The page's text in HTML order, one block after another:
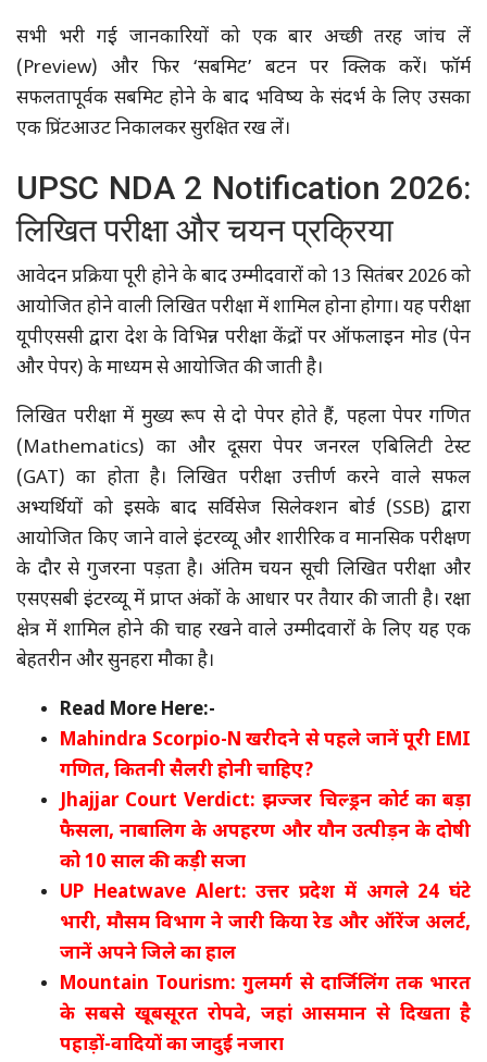
सभी भरी गई जानकारियों को एक बार अच्छी तरह जांच लें
(Preview) और फिर ‘सबमिट’ बटन पर क्लिक करें। फॉर्म
सफलतापूर्वक सबमिट होने के बाद भविष्य के संदर्भ के लिए उसका
एक प्रिंटआउट निकालकर सुरक्षित रख लें।
UPSC NDA 2 Notification 2026:
लिखित परीक्षा और चयन प्रक्रिया
आवेदन प्रक्रिया पूरी होने के बाद उम्मीदवारों को 13 सितंबर 2026 को
आयोजित होने वाली लिखित परीक्षा में शामिल होना होगा। यह परीक्षा
यूपीएससी द्वारा देश के विभिन्न परीक्षा केंद्रों पर ऑफलाइन मोड (पेन
और पेपर) के माध्यम से आयोजित की जाती है।
लिखित परीक्षा में मुख्य रूप से दो पेपर होते हैं, पहला पेपर गणित
(Mathematics) का और दूसरा पेपर जनरल एबिलिटी टेस्ट
(GAT) का होता है। लिखित परीक्षा उत्तीर्ण करने वाले सफल
अभ्यर्थियों को इसके बाद सर्विसेज सिलेक्शन बोर्ड (SSB) द्वारा
आयोजित किए जाने वाले इंटरव्यू और शारीरिक व मानसिक परीक्षण
के दौर से गुजरना पड़ता है। अंतिम चयन सूची लिखित परीक्षा और
एसएसबी इंटरव्यू में प्राप्त अंकों के आधार पर तैयार की जाती है। रक्षा
क्षेत्र में शामिल होने की चाह रखने वाले उम्मीदवारों के लिए यह एक
बेहतरीन और सुनहरा मौका है।
Read More Here:-
Mahindra Scorpio-N खरीदने से पहले जानें पूरी EMI
गणित, कितनी सैलरी होनी चाहिए?
Jhajjar Court Verdict: झज्जर चिल्ड्रन कोर्ट का बड़ा
फैसला, नाबालिग के अपहरण और यौन उत्पीड़न के दोषी
को 10 साल की कड़ी सजा
UP Heatwave Alert: उत्तर प्रदेश में अगले 24 घंटे
भारी, मौसम विभाग ने जारी किया रेड और ऑरेंज अलर्ट,
जानें अपने जिले का हाल
Mountain Tourism: गुलमर्ग से दार्जिलिंग तक भारत
के सबसे खूबसूरत रोपवे, जहां आसमान से दिखता है
पहाड़ों-वादियों का जादुई नजारा